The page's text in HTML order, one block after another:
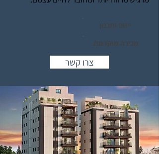
ייזום ותכנון
מכירה מוקדמת
צרו קשר